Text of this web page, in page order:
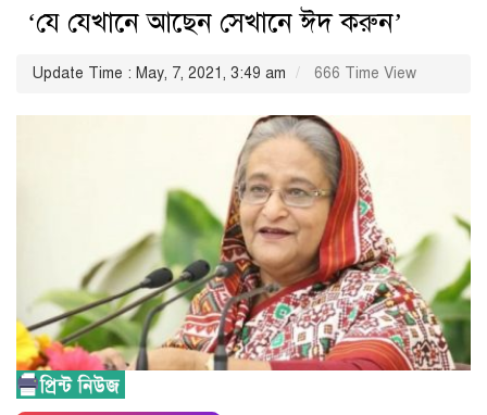
‘যে যেখানে আছেন সেখানে ঈদ করুন’
Update Time : May, 7, 2021, 3:49 am 666 Time View